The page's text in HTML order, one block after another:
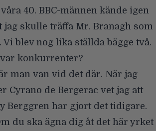
40. BBC-männen kände igen
skulle träffa Mr. Branagh som
blev nog lika ställda bägge två.
konkurrenter?
man van vid det där. När jag
Cyrano de Bergerac vet jag att
Berggren har gjort det tidigare.
du ska ägna dig åt det här yrket